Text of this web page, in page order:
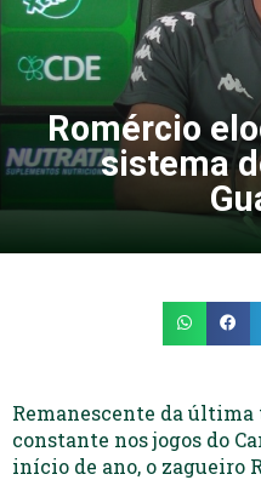
→ Futebol Profissional →
Romércio
sistema
Remanescente da última
constante nos jogos do
início de ano, o zagueiro